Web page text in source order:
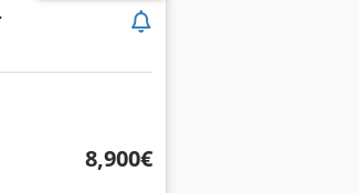
‏8,900 ‏€